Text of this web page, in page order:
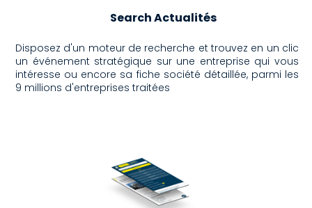
Search Actualités
Disposez d'un moteur de recherche et trouvez en un clic
un événement stratégique sur une entreprise qui vous
intéresse ou encore sa fiche société détaillée, parmi les
9 millions d'entreprises traitées